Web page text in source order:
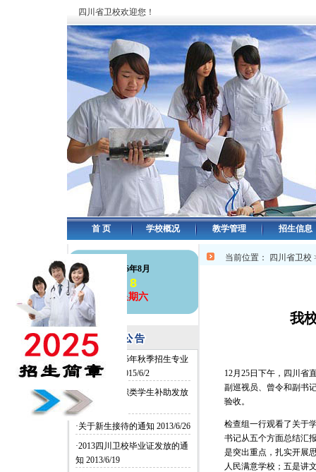
四川省卫校欢迎您！
首 页 学校概况 教学管理 招生信息
126年8月
8
星期六
·四川卫校2015年秋季招生专业
和名额确定
2015/6/2
·四川卫校中职类学生补助发放
2014/6/26
·关于新生接待的通知 2013/6/26
·2013四川卫校毕业证发放的通
知 2013/6/19
当前位置： 四川省卫校
我
12月25日下午，四川省
副巡视员、曾令和副书
验收。
检查组一行观看了关于
书记从五个方面总结汇
是突出重点，扎实开展
人民满意学校；五是讲